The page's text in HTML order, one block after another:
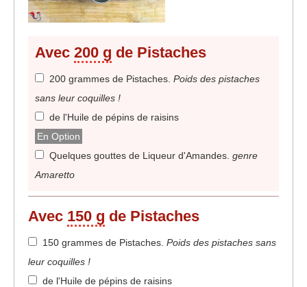
Avec 200 g de Pistaches
200 grammes de Pistaches Poids des pistaches
sans leur coquilles !
de l'Huile de pépins de raisins
En Option
Quelques gouttes de Liqueur d'Amandes genre
Amaretto
Avec 150 g de Pistaches
150 grammes de Pistaches Poids des pistaches sans
leur coquilles !
de l'Huile de pépins de raisins